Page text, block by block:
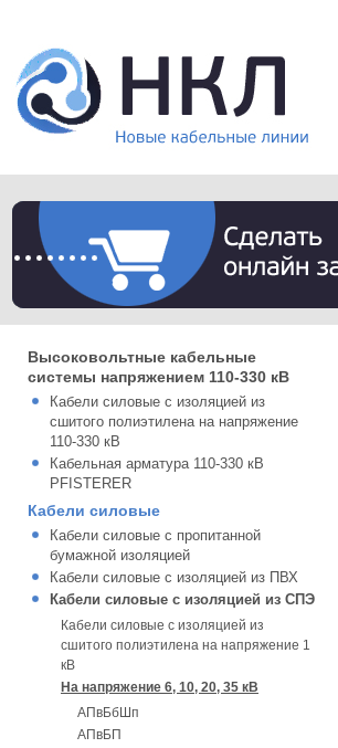
Высоковольтные кабельные
системы напряжением 110-330 кВ
Кабели силовые с изоляцией из
сшитого полиэтилена на напряжение
110-330 кВ
Кабельная арматура 110-330 кВ
PFISTERER
Кабели силовые
Кабели силовые с пропитанной
бумажной изоляцией
Кабели силовые с изоляцией из ПВХ
Кабели силовые с изоляцией из СПЭ
Кабели силовые с изоляцией из
сшитого полиэтилена на напряжение 1
кВ
На напряжение 6, 10, 20, 35 кВ
АПвБбШп
АПвБП